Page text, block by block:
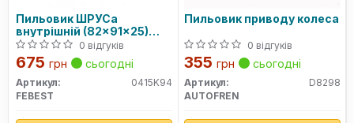
Пильовик ШРУСа
внутрішній (82x91x25)
0415-K94 FEBEST
0 відгуків
675 грн сьогодні
Артикул:
0415K94
FEBEST
Пильовик приводу колеса
0 відгуків
355 грн сьогодні
Артикул:
D8298
AUTOFREN